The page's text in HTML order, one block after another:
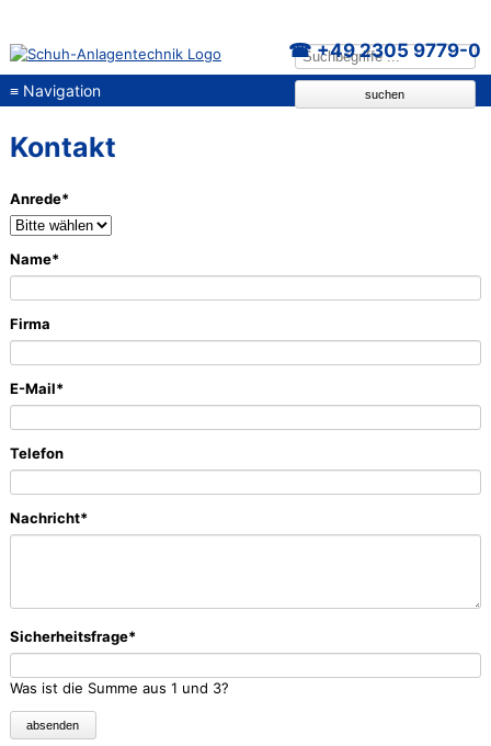
suchen
+49 2305 9779-0
≡Navigation
Kontakt
Pflichtfeld
Anrede*
Pflichtfeld
Name*
Firma
Pflichtfeld
E-Mail*
Telefon
Pflichtfeld
Nachricht*
Pflichtfeld
Sicherheitsfrage*
Was ist die Summe aus 1 und 3?
absenden